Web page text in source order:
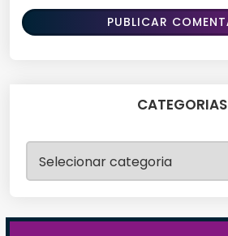
CATEGORIAS